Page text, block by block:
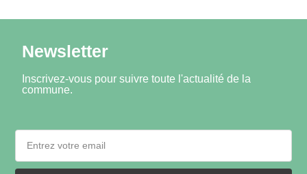
Newsletter
Inscrivez-vous pour suivre toute l'actualité de la
commune.